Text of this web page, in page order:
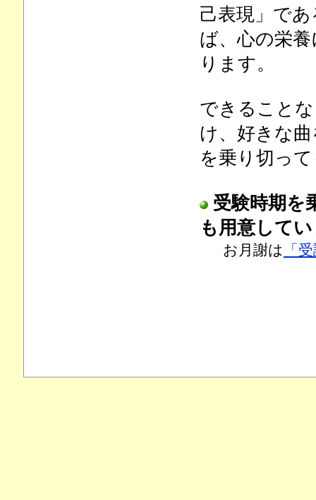
己表現」で
ば、心の栄
ります。
できること
け、好きな
を乗り切っ
受験時期を
も用意して
お月謝は 「